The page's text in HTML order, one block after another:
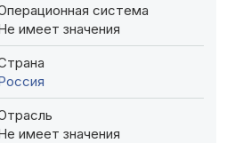
система
имеет значения
имеет значения